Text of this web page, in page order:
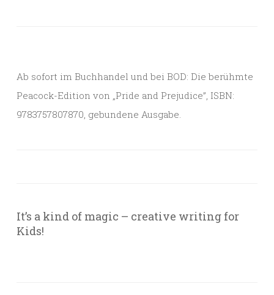
Ab sofort im Buchhandel und bei BOD: Die berühmte
Peacock-Edition von „Pride and Prejudice”, ISBN:
9783757807870, gebundene Ausgabe.
It’s a kind of magic – creative writing for
Kids!